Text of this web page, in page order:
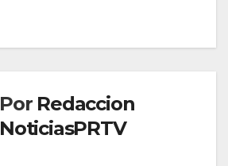
Por Redaccion
NoticiasPRTV